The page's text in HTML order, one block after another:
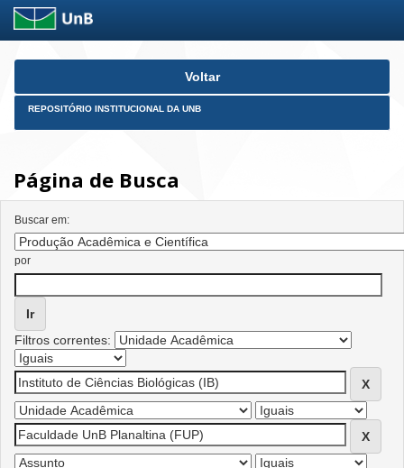
Skip
Voltar
REPOSITÓRIO INSTITUCIONAL DA UNB
Página de Busca
Buscar em:
por
Filtros correntes: